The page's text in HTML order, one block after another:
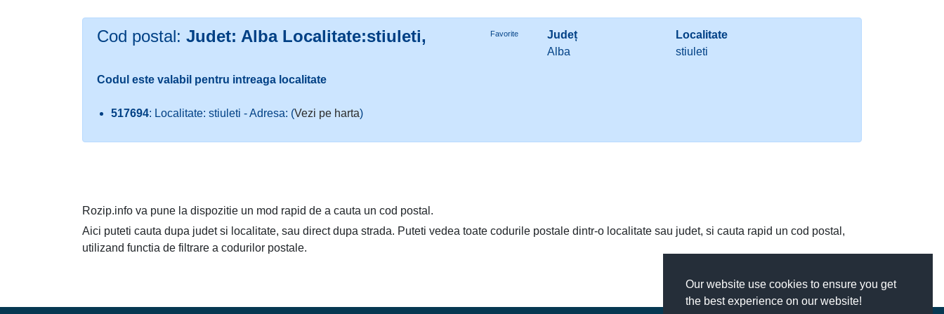
Our website use cookies to ensure you get
the best experience on our website!
Cod postal: Judet: Alba Localitate:stiuleti, Favorite
Județ
Alba
Localitate
stiuleti
Codul este valabil pentru intreaga localitate
517694: Localitate: stiuleti - Adresa: (Vezi pe harta)
Rozip.info va pune la dispozitie un mod rapid de a cauta un cod postal.
Aici puteti cauta dupa judet si localitate, sau direct dupa strada. Puteti vedea toate codurile postale dintr-o localitate sau judet, si cauta rapid un cod postal,
utilizand functia de filtrare a codurilor postale.